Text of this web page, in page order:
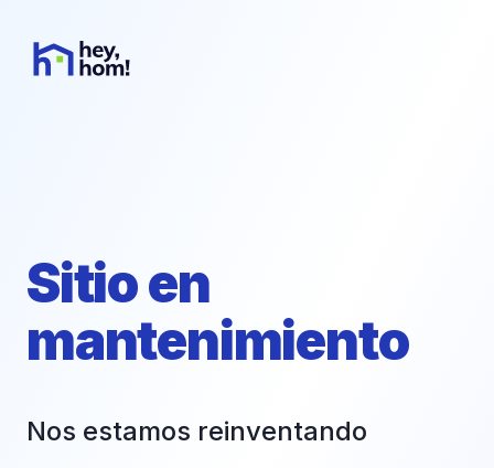
Sitio en
mantenimiento
Nos estamos reinventando